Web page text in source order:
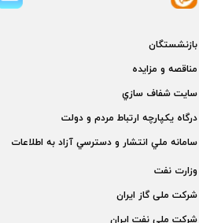
بازنشستگان
مناقصه و مزايده
سايت شفاف سازي
درگاه يكپارچه ارتباط مردم و دولت
سامانه ملي انتشار و دسترسي آزاد به اطلاعات
وزارت نفت
شركت ملی گاز ايران
شركت ملی نفت ايران